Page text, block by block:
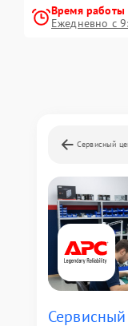
Время работы
Ежедневно с
Сервисный